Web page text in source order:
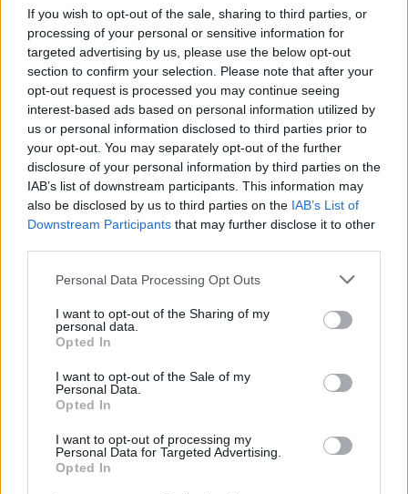
If you wish to opt-out of the sale, sharing to third parties, or
processing of your personal or sensitive information for
targeted advertising by us, please use the below opt-out
section to confirm your selection. Please note that after your
opt-out request is processed you may continue seeing
interest-based ads based on personal information utilized by
us or personal information disclosed to third parties prior to
your opt-out. You may separately opt-out of the further
disclosure of your personal information by third parties on the
IAB’s list of downstream participants. This information may
also be disclosed by us to third parties on the IAB’s List of
Downstream Participants that may further disclose it to other
Personal Data Processing Opt Outs
I want to opt-out of the Sharing of my
personal data.
Opted In
I want to opt-out of the Sale of my
Personal Data.
Opted In
I want to opt-out of processing my
Personal Data for Targeted Advertising.
Opted In
ausweichen). Würde das mit meinem Dk auch gerne können^^
nichts treffen (Wenn doch nur 500 Schaden machen) und mich
dann um 70k Leben aufheilen
Mortis würde kotzen
Du bist Mage, du kannst den Mitwintermann legen, wenn
du stehen bleibst, ist das deine Schuld. DKs haben da
eigentlich keine Chance (kp ob Daywaker den legen kann
... ).
Ich habe den gelegt ohne Andermant oder Heiltränke zu
benutzen und unter einem Stack Rot verbraucht - schneit
dir eine Scheibe davon ab
.
MfG Feyangol
25 Dezember 2013
Forenfreak
Also ich tanke beide locker...Drehst dich ein paar mal..läufst
ab und zu heilen. Und gut ist. Dauert etwa 5min. Aber Rot
25 Dezember 2013
Tarianah
S-Moderator